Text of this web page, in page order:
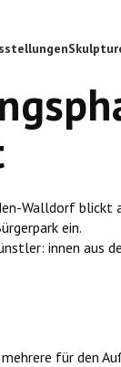
Walldorf blickt
ein.
innen aus
für den